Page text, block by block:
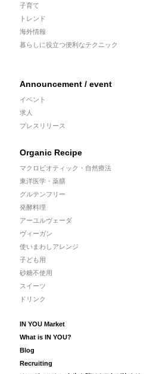
子育て
トレンド
海外情報
暮らしに役立つ便利なテクニック
Announcement / event
イベント
求人
プレスリリース
Organic Recipe
マクロビオティック・自然療法
東洋医学・薬膳
グルテンフリー
発酵料理
アーユルヴェーダ
ヴィーガン
使いまわしアレンジ
子ども用
砂糖不使用
スイーツ
ドリンク
IN YOU Market
What is IN YOU?
Blog
Recruiting